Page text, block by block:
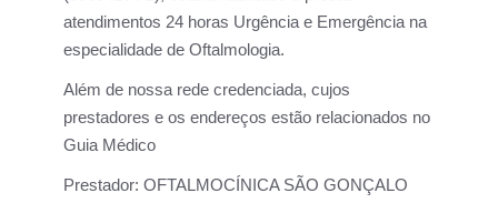
atendimentos 24 horas Urgência e Emergência na
especialidade de Oftalmologia.
Além de nossa rede credenciada, cujos
prestadores e os endereços estão relacionados no
Guia Médico
Prestador: OFTALMOCÍNICA SÃO GONÇALO